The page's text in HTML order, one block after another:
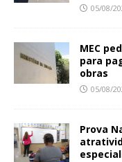
05/08/
MEC
para
obras
05/08/
Prova